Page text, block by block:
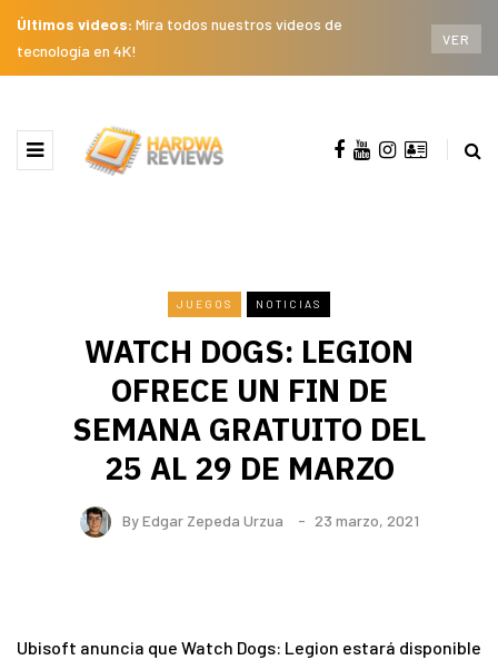
Últimos videos: Mira todos nuestros videos de
tecnología en 4K!
VER
JUEGOS NOTICIAS
WATCH DOGS: LEGION
OFRECE UN FIN DE
SEMANA GRATUITO DEL
25 AL 29 DE MARZO
ByEdgar Zepeda Urzua 23 marzo, 2021
Ubisoft anuncia que Watch Dogs: Legion estará disponible